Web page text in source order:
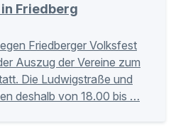
Friedberg
Friedberger Volksfest
Auszug der Vereine zum
Die Ludwigstraße und
deshalb von 18.00 bis …